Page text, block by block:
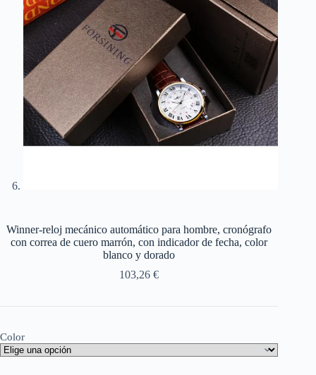
Winner-reloj mecánico automático para hombre, cronógrafo
con correa de cuero marrón, con indicador de fecha, color
blanco y dorado
103,26€
Color